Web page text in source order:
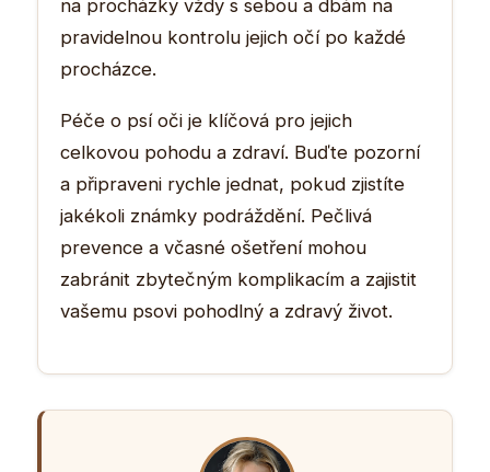
na procházky vždy s sebou a dbám na
pravidelnou kontrolu jejich očí po každé
procházce.
Péče o psí oči je klíčová pro jejich
celkovou pohodu a zdraví. Buďte pozorní
a připraveni rychle jednat, pokud zjistíte
jakékoli známky podráždění. Pečlivá
prevence a včasné ošetření mohou
zabránit zbytečným komplikacím a zajistit
vašemu psovi pohodlný a zdravý život.